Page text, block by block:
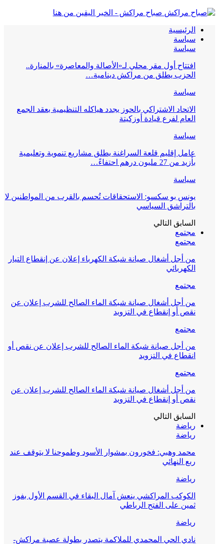
صباح مراكش - الخبر اليقين من هنا
الرئيسية
سياسة
سياسة
افتتاح أول مقر محلي لـ«الأصالة والمعاصرة» بالمنارة..
الحزب يطلق من مراكش دينامية…
سياسة
الاتحاد الاشتراكي بالحوز يجدد هياكله التنظيمية بعقد الجمع
العام لفرع قيادة أوزكيتة
سياسة
عامل إقليم قلعة السراغنة يطلق مشاريع تنموية وتعليمية
بأزيد من 27 مليون درهم احتفاءً…
سياسة
يونس بو سكسو: الاستحقاقات تُحسم بالقرب من المواطنين لا
بالتراشق السياسي
السابق التالي
مجتمع
مجتمع
من أجل أشغال صيانة شبكة الكهرباء إعلان عن إنقطاع التيار
الكهربائي
مجتمع
من أجل أشغال صيانة شبكة الماء الصالح للشرب إعلان عن
نقص أو إنقطاع في التزويد
مجتمع
من أجل صيانة شبكة الماء الصالح للشرب إعلان عن نقص أو
انقطاع في التزويد
مجتمع
من أجل أشغال صيانة شبكة الماء الصالح للشرب إعلان عن
نقص أو إنقطاع في التزويد
السابق التالي
رياضة
رياضة
محمد وهبي: فخورون بمشوار الأسود وطموحنا لا يتوقف عند
ربع النهائي
رياضة
الكوكب المراكشي ينعش آمال البقاء في القسم الأول بفوز
ثمين على الفتح الرباطي
رياضة
نادي الحي المحمدي للملاكمة يتصدر بطولة عصبة مراكش-